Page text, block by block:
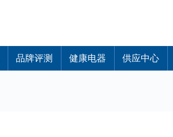
品牌评测 健康电器 供应中心